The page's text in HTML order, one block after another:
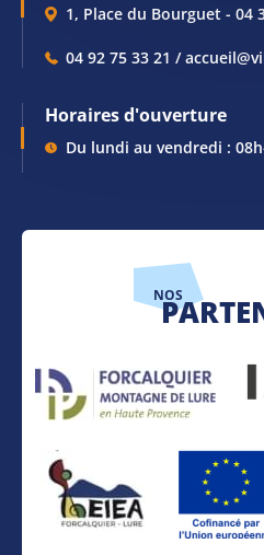
1, Place du Bourguet - 04
04 92 75 33 21 /
Horaires d'ouverture
Du lundi au vendredi :
NOS